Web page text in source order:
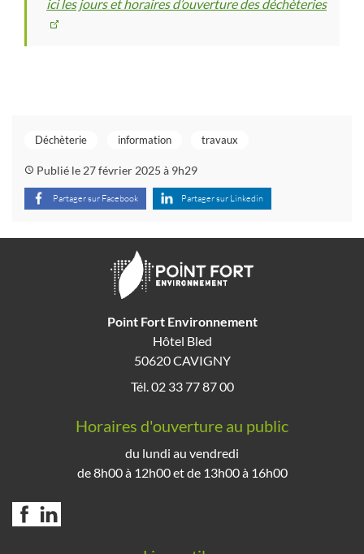
ici les jours et horaires d’ouverture des déchèteries
Déchèterie information travaux
Publié le 27 février 2025 à 9h29
Partager sur Facebook Partager sur Linkedin
Point Fort Environnement
Hôtel Bled
50620 CAVIGNY
Tél. 02 33 77 87 00
Horaires d'ouverture au public
du lundi au vendredi
de 8h00 à 12h00 et de 13h00 à 16h00